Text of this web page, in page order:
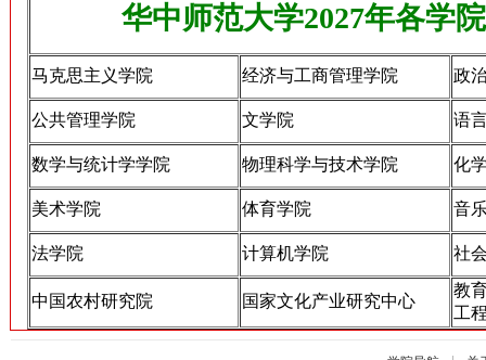
华中师范大学2027年各学
马克思主义学院 经济与工商管理学院 政
公共管理学院 文学院 语
数学与统计学学院 物理科学与技术学院 化
美术学院 体育学院 音
法学院 计算机学院 社
中国农村研究院 国家文化产业研究中心
教
工